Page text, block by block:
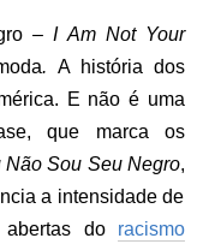
–I Am Not Your
. A história dos
E não é uma
que marca os
Não Sou Seu Negro,
a intensidade de
do racismo